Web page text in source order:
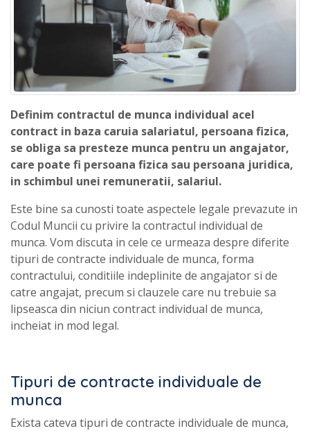
Definim contractul de munca individual acel
contract in baza caruia salariatul, persoana fizica,
se obliga sa presteze munca pentru un angajator,
care poate fi persoana fizica sau persoana juridica,
in schimbul unei remuneratii, salariul.
Este bine sa cunosti toate aspectele legale prevazute in
Codul Muncii cu privire la contractul individual de
munca. Vom discuta in cele ce urmeaza despre diferite
tipuri de contracte individuale de munca, forma
contractului, conditiile indeplinite de angajator si de
catre angajat, precum si clauzele care nu trebuie sa
lipseasca din niciun contract individual de munca,
incheiat in mod legal.
Tipuri de contracte individuale de
munca
Exista cateva tipuri de contracte individuale de munca,